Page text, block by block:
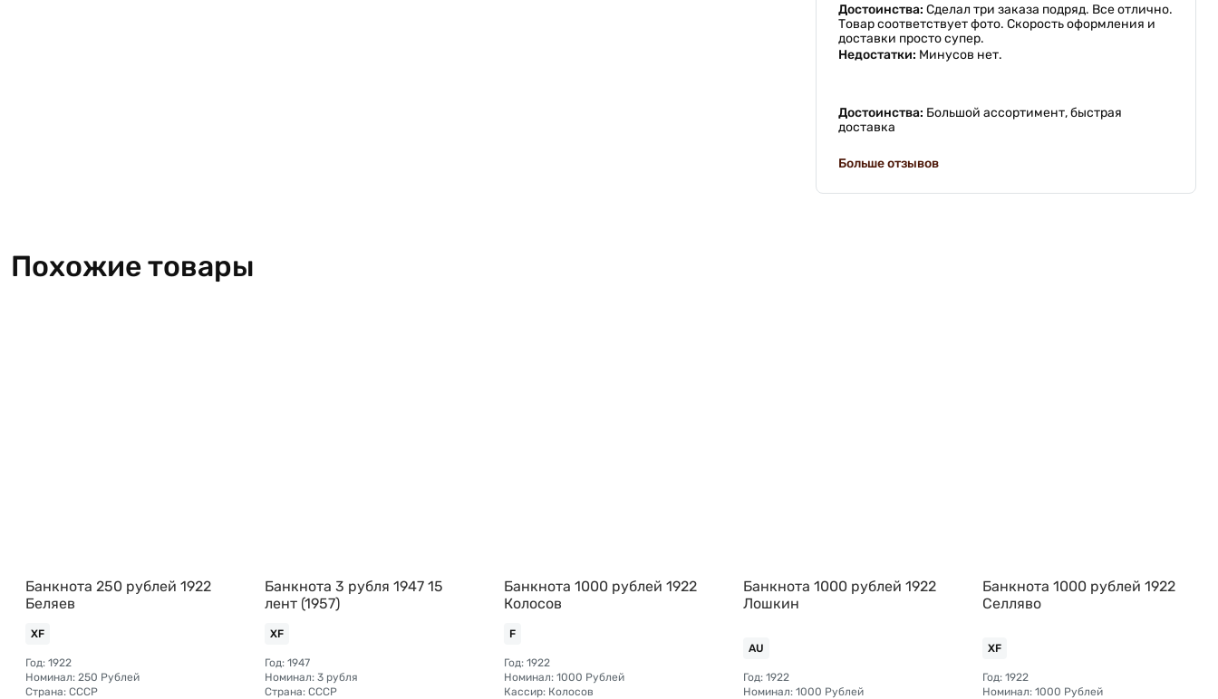
Достоинства: Сделал три заказа подряд. Все отлично.
Товар соответствует фото. Скорость оформления и
доставки просто супер.
Недостатки: Минусов нет.
Достоинства: Большой ассортимент, быстрая
доставка
Больше отзывов
Похожие товары
Банкнота 250 рублей 1922
Беляев
XF
Год: 1922
Номинал: 250 Рублей
Страна: СССР
Банкнота 3 рубля 1947 15
лент (1957)
XF
Год: 1947
Номинал: 3 рубля
Страна: СССР
Банкнота 1000 рублей 1922
Колосов
F
Год: 1922
Номинал: 1000 Рублей
Кассир: Колосов
Банкнота 1000 рублей 1922
Лошкин
AU
Год: 1922
Номинал: 1000 Рублей
Банкнота 1000 рублей 1922
Селляво
XF
Год: 1922
Номинал: 1000 Рублей